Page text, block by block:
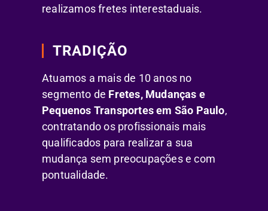
realizamos fretes interestaduais.
TRADIÇÃO
Atuamos a mais de 10 anos no
segmento de Fretes, Mudanças e
Pequenos Transportes em São Paulo,
contratando os profissionais mais
qualificados para realizar a sua
mudança sem preocupações e com
pontualidade.